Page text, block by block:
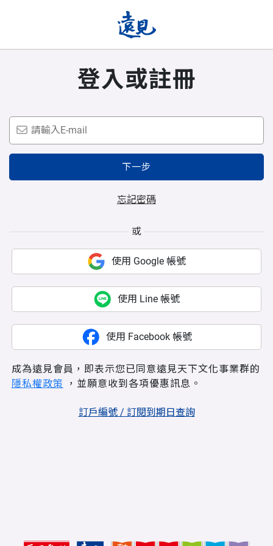
登入或註冊
下一步
忘記密碼
或
使用 Google 帳號
使用 Line 帳號
使用 Facebook 帳號
成為遠見會員，即表示您已同意遠見天下文化事業群的
隱私權政策 ，並願意收到各項優惠訊息。
訂戶編號 / 訂閱到期日查詢